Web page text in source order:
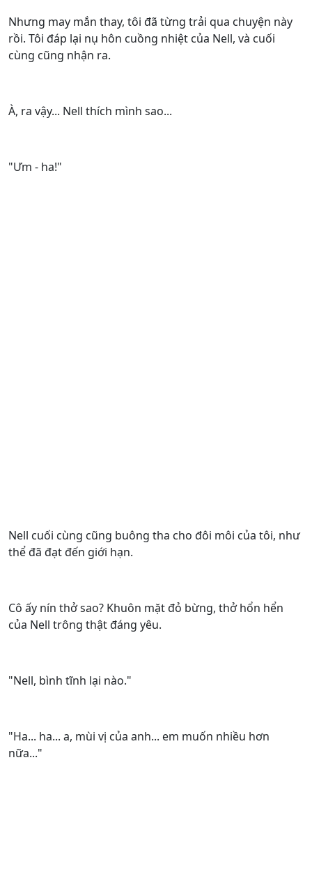
Nhưng may mắn thay, tôi đã từng trải qua chuyện này
rồi. Tôi đáp lại nụ hôn cuồng nhiệt của Nell, và cuối
cùng cũng nhận ra.
À, ra vậy... Nell thích mình sao...
"Ưm - ha!"
Nell cuối cùng cũng buông tha cho đôi môi của tôi, như
thể đã đạt đến giới hạn.
Cô ấy nín thở sao? Khuôn mặt đỏ bừng, thở hổn hển
của Nell trông thật đáng yêu.
"Nell, bình tĩnh lại nào."
"Ha... ha... a, mùi vị của anh... em muốn nhiều hơn
nữa..."